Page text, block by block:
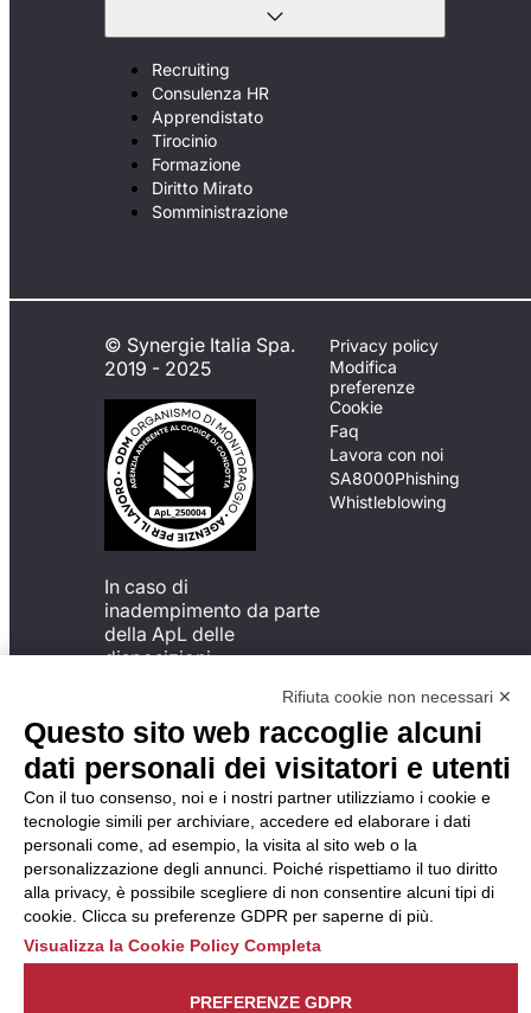
Recruiting
Consulenza HR
Apprendistato
Tirocinio
Formazione
Diritto Mirato
Somministrazione
© Synergie Italia Spa.
2019 - 2025
In caso di
inadempimento da parte
della ApL delle
disposizioni
possibile presentare un
reclamo
all’Organismo di
Monitoraggio utilizzando
una delle modalità
descritte al seguente
indirizzo web
https://odm-
agenzielavoro.it/reclami/.
Privacy policy
Modifica
preferenze
Cookie
Faq
Lavora con noi
SA8000Phishing
Whistleblowing
Rifiuta cookie non necessari ✕
Questo sito web raccoglie alcuni
dati personali dei visitatori e utenti
Con il tuo consenso, noi e i nostri partner utilizziamo i cookie e
tecnologie simili per archiviare, accedere ed elaborare i dati
personali come, ad esempio, la visita al sito web o la
personalizzazione degli annunci. Poiché rispettiamo il tuo diritto
alla privacy, è possibile scegliere di non consentire alcuni tipi di
cookie. Clicca su preferenze GDPR per saperne di più.
Visualizza la Cookie Policy Completa
PREFERENZE GDPR